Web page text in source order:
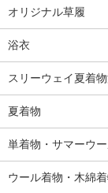
オリジナル草履
浴衣
スリーウェイ夏着
夏着物
単着物・サマーウ
ウール着物・木綿